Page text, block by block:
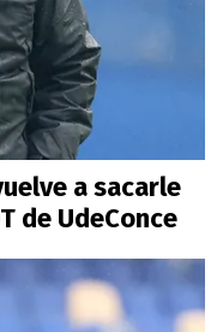
a sacarle
de UdeConce